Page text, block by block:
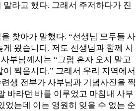
라고 했다. 그래서 주저하다가 진
찾아가 말했다. “선생님 모두들 사
게 왔습니다. 저도 선생님과 함께 사
부님께서는 “그럼 혼자 오지 말고
찍읍시다.” 그래서 우리 지역에서
생 전부가 사부님과 기념사진을 찍
바라던 바를 이루었고 마침내 사부
었는데 이는 영원히 잊을 수 없는 순